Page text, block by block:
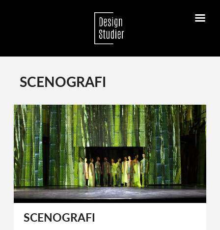
SCENOGRAFI
SCENOGRAFI